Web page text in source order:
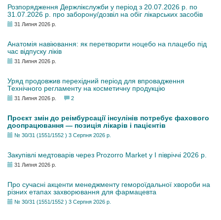
Розпорядження Держлікслужби у період з 20.07.2026 р. по
31.07.2026 р. про заборону/дозвіл на обіг лікарських засобів
31 Липня 2026 р.
Анатомія навіювання: як перетворити ноцебо на плацебо під
час відпуску ліків
31 Липня 2026 р.
Уряд продовжив перехідний період для впровадження
Технічного регламенту на косметичну продукцію
31 Липня 2026 р. 2
Проєкт змін до реімбурсації інсулінів потребує фахового
доопрацювання — позиція лікарів і пацієнтів
№ 30/31 (1551/1552 ) 3 Серпня 2026 р.
Закупівлі медтоварів через Prozorro Market у I півріччі 2026 р.
31 Липня 2026 р.
Про сучасні акценти менеджменту гемороїдальної хвороби на
різних етапах захворювання для фармацевта
№ 30/31 (1551/1552 ) 3 Серпня 2026 р.